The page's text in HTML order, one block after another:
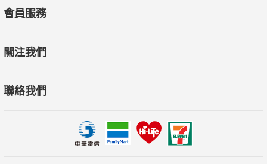
會員服務
關注我們
聯絡我們